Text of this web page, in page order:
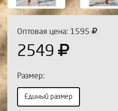
Оптовая цена: 1595
2549
Размер:
Единый размер